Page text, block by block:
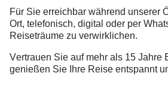
Für Sie erreichbar während unserer
Ort, telefonisch, digital oder per
Reiseträume zu verwirklichen.
Vertrauen Sie auf mehr als 15 Jahre
genießen Sie Ihre Reise entspannt